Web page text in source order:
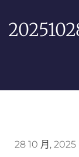
28 10 月, 2025